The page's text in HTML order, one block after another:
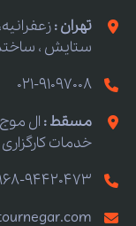
تهران :
ستایش ،
021-91097008
مسقط :
خدمات
94420473